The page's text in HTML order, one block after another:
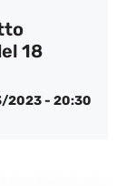
18
2023 - 20:30